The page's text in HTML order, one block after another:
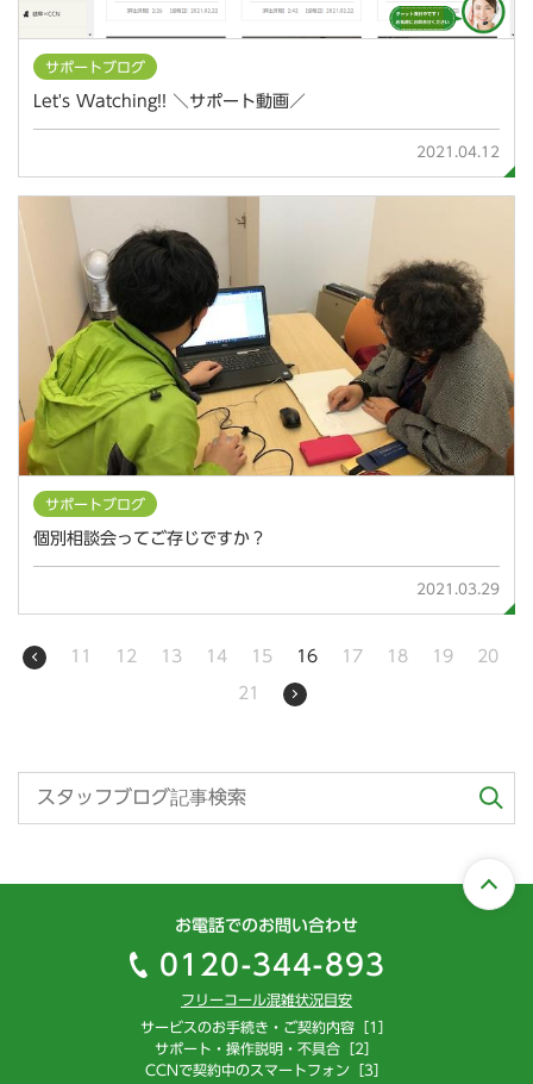
サポートブログ
Let's Watching!! ＼サポート動画／
2021.04.12
サポートブログ
個別相談会ってご存じですか？
2021.03.29
11 12 13 14 15 16 17 18 19 20
21
お電話でのお問い合わせ
0120-344-893
フリーコール混雑状況目安
サービスのお手続き・ご契約内容［1］
サポート・操作説明・不具合［2］
CCNで契約中のスマートフォン［3］